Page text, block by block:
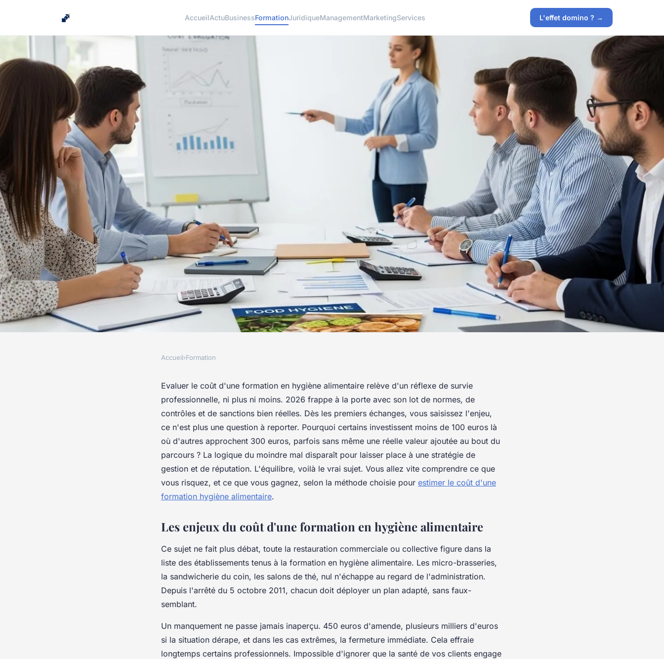
AccueilActuBusinessFormationJuridiqueManagementMarketingServices L'effet domino ? →
Évaluer le coût d'une formation en
hygiène alimentaire : la méthode pour
Accueil›Formation
Evaluer le coût d'une formation en hygiène alimentaire relève d'un réflexe de survie
professionnelle, ni plus ni moins. 2026 frappe à la porte avec son lot de normes, de
contrôles et de sanctions bien réelles. Dès les premiers échanges, vous saisissez l'enjeu,
ce n'est plus une question à reporter. Pourquoi certains investissent moins de 100 euros là
où d'autres approchent 300 euros, parfois sans même une réelle valeur ajoutée au bout du
parcours ? La logique du moindre mal disparaît pour laisser place à une stratégie de
gestion et de réputation. L'équilibre, voilà le vrai sujet. Vous allez vite comprendre ce que
vous risquez, et ce que vous gagnez, selon la méthode choisie pour estimer le coût d'une
formation hygiène alimentaire.
Les enjeux du coût d'une formation en hygiène alimentaire
Ce sujet ne fait plus débat, toute la restauration commerciale ou collective figure dans la
liste des établissements tenus à la formation en hygiène alimentaire. Les micro-brasseries,
la sandwicherie du coin, les salons de thé, nul n'échappe au regard de l'administration.
Depuis l'arrêté du 5 octobre 2011, chacun doit déployer un plan adapté, sans faux-
semblant.
Un manquement ne passe jamais inaperçu. 450 euros d'amende, plusieurs milliers d'euros
si la situation dérape, et dans les cas extrêmes, la fermeture immédiate. Cela effraie
longtemps certains professionnels. Impossible d'ignorer que la santé de vos clients engage